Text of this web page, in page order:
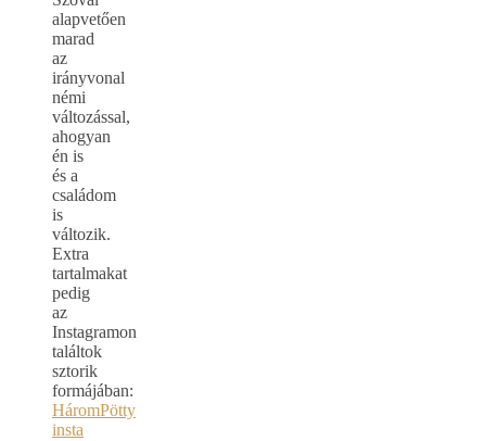
alapvetően
marad
az
irányvonal
némi
változással,
ahogyan
én is
és a
családom
is
változik.
Extra
tartalmakat
pedig
az
Instagramon
találtok
sztorik
formájában:
HáromPötty
insta